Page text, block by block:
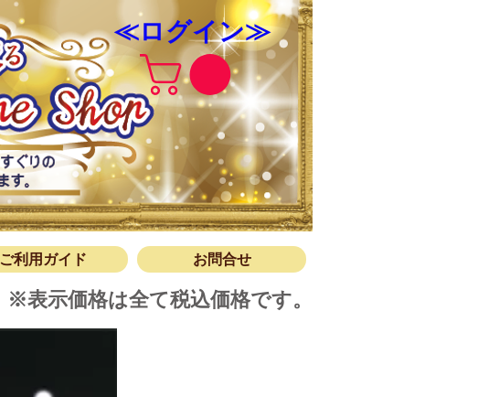
ご利用ガイド
お問合せ
このショップについて
≪ログイン≫
ご利用ガイド お問合せ
※表示価格は全て税込価格です。